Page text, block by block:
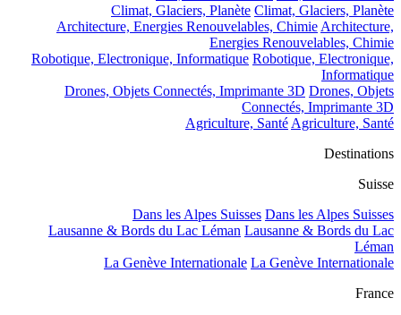
Climat, Glaciers, Planète Climat, Glaciers, Planète
Architecture, Energies Renouvelables, ChimieArchitecture,
Energies Renouvelables, Chimie
Robotique, Electronique, Informatique Robotique, Electronique,
Informatique
Drones, Objets Connectés, Imprimante 3D Drones, Objets
Connectés, Imprimante 3D
Agriculture, SantéAgriculture, Santé
Destinations
Suisse
Dans les Alpes Suisses Dans les Alpes Suisses
Lausanne & Bords du Lac Léman Lausanne & Bords du Lac
Léman
La Genève Internationale La Genève Internationale
France